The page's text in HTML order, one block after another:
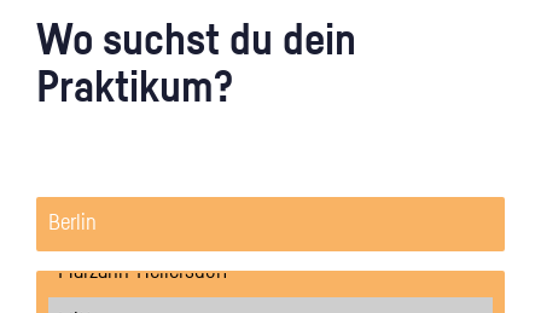
Wo suchst du dein
Praktikum?